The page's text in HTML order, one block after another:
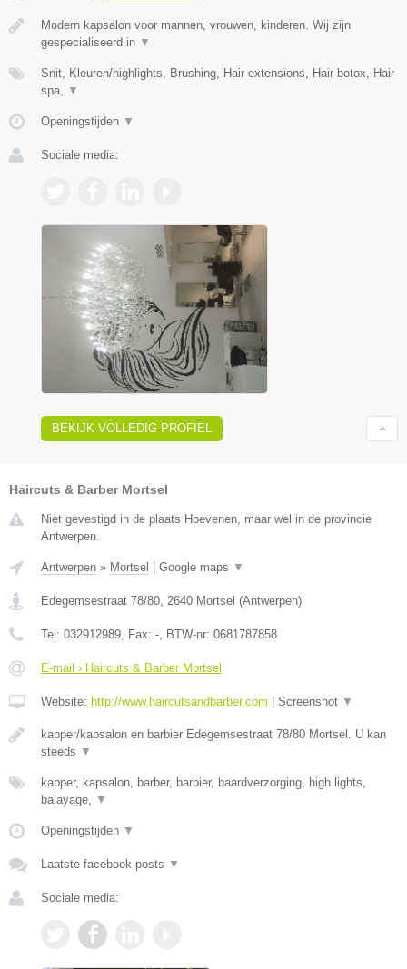
Modern kapsalon voor mannen, vrouwen, kinderen. Wij zijn
gespecialiseerd in ▼
Snit, Kleuren/highlights, Brushing, Hair extensions, Hair botox, Hair
spa,
▼
Openingstijden ▼
Sociale media:
BEKIJK VOLLEDIG PROFIEL
Haircuts & Barber Mortsel
Niet gevestigd in de plaats Hoevenen, maar wel in de provincie
Antwerpen.
Antwerpen » Mortsel Google maps ▼
Edegemsestraat 78/80, 2640 Mortsel (Antwerpen)
Tel: 032912989, Fax: -, BTW-nr: 0681787858
E-mail › Haircuts & Barber Mortsel
Website: http://www.haircutsandbarber.com Screenshot ▼
kapper/kapsalon en barbier Edegemsestraat 78/80 Mortsel. U kan
steeds ▼
kapper, kapsalon, barber, barbier, baardverzorging, high lights,
balayage, ▼
Openingstijden ▼
Laatste facebook posts ▼
Sociale media: